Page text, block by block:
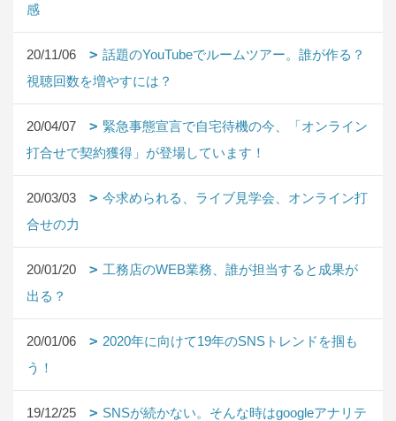
感
20/11/06
話題のYouTubeでルームツアー。誰が作る？
視聴回数を増やすには？
20/04/07
緊急事態宣言で自宅待機の今、「オンライン
打合せで契約獲得」が登場しています！
20/03/03
今求められる、ライブ見学会、オンライン打
合せの力
20/01/20
工務店のWEB業務、誰が担当すると成果が
出る？
20/01/06
2020年に向けて19年のSNSトレンドを掴も
う！
19/12/25
SNSが続かない。そんな時はgoogleアナリテ